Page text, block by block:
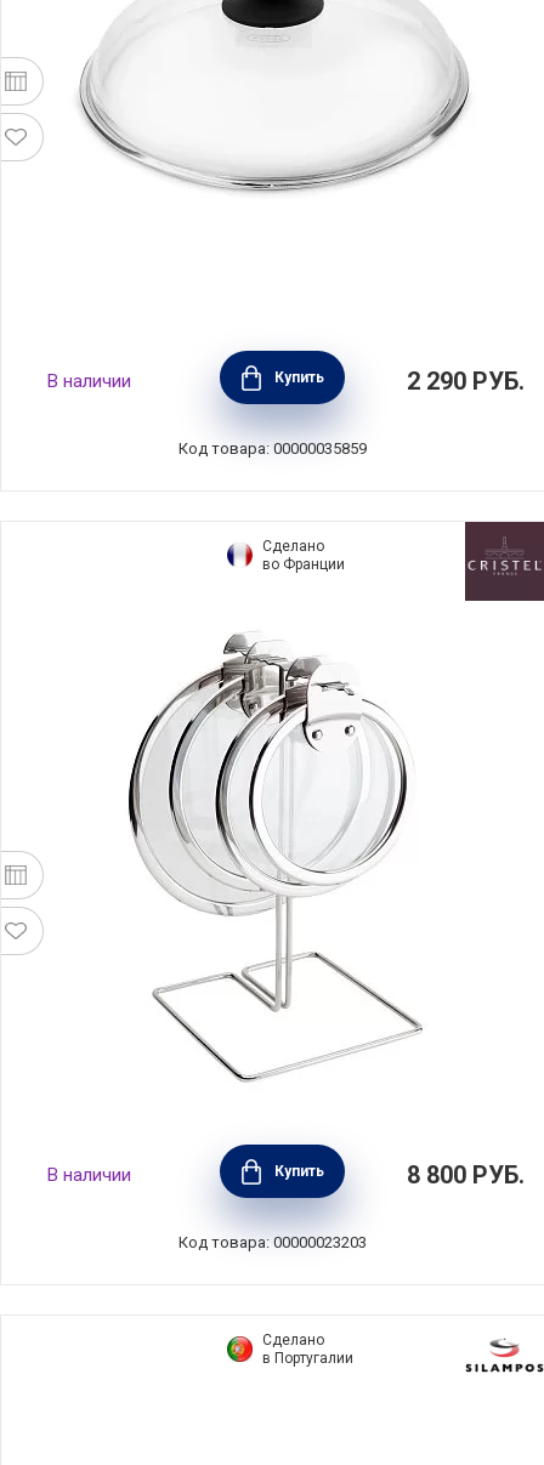
Крышка стеклянная 28 см, Olympia, Италия,
92.28
В наличии Купить 2 290 РУБ.
Код товара: 00000035859
Сделано
во Франции
Подставка-держатель для плоских крышек
от 14 до 26 см, материал нержавеющая
сталь 18/10, Cristel, Франция, SUPPKS
В наличии Купить 8 800 РУБ.
Код товара: 00000023203
Сделано
в Португалии